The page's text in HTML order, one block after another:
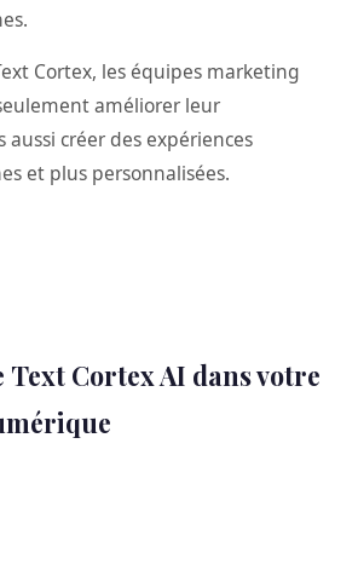
Cortex, les équipes marketing
améliorer leur
aussi créer des expériences
et plus personnalisées.
Cortex AI dans votre